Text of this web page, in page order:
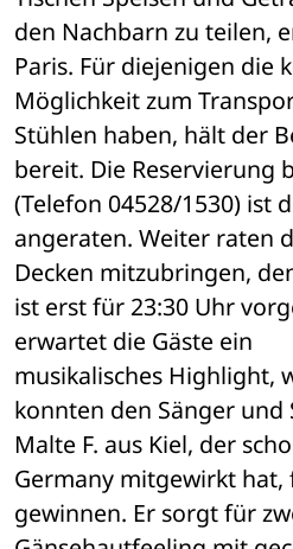
den Nachbarn zu teilen,
Paris. Für diejenigen die
Möglichkeit zum
Stühlen haben, hält der
bereit. Die Reservierung
(Telefon 04528/1530) ist
angeraten. Weiter raten
Decken mitzubringen,
ist erst für 23:30 Uhr
erwartet die Gäste ein
musikalisches Highlight,
konnten den Sänger
Malte F. aus Kiel, der
Germany mitgewirkt hat,
gewinnen. Er sorgt für